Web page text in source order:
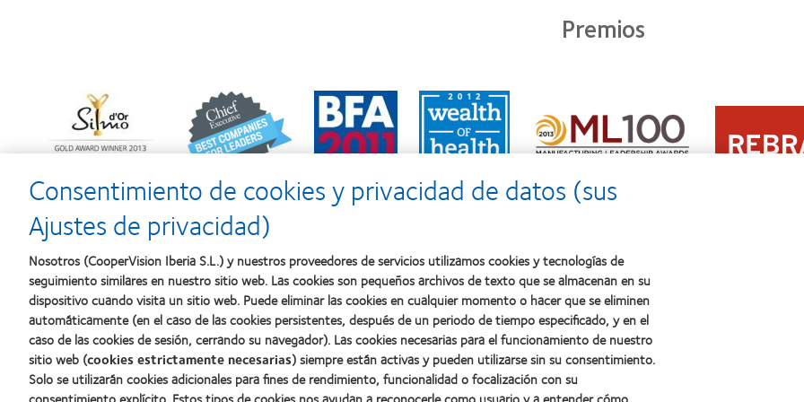
Premios
about
Premio
al
producto
con
MyDay™
Learn
more
about
2012
2010:
Mejor
empresa
para
el
desarrollo
del
liderazgo
Learn
more
about
2011:
la
mejor
Learn
more
about
2011:
a
la
Learn
more
about
Premio
Manufacturing
100)
(2012)
Learn
more
about
2012
Nuestros productos
Encuentre su lente
Sobre nosotros
Carreras
Legal
Consentimiento de cookies y privacidad de datos (sus
Ajustes de privacidad)
Nosotros (CooperVision Iberia S.L.) y nuestros proveedores de servicios utilizamos cookies y tecnologías de
seguimiento similares en nuestro sitio web. Las cookies son pequeños archivos de texto que se almacenan en su
dispositivo cuando visita un sitio web. Puede eliminar las cookies en cualquier momento o hacer que se eliminen
automáticamente (en el caso de las cookies persistentes, después de un periodo de tiempo especificado, y en el
caso de las cookies de sesión, cerrando su navegador). Las cookies necesarias para el funcionamiento de nuestro
sitio web (cookies estrictamente necesarias) siempre están activas y pueden utilizarse sin su consentimiento.
Solo se utilizarán cookies adicionales para fines de rendimiento, funcionalidad o focalización con su